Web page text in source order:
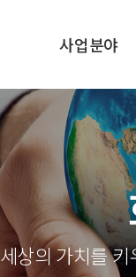
사업분야
세상의 가치를